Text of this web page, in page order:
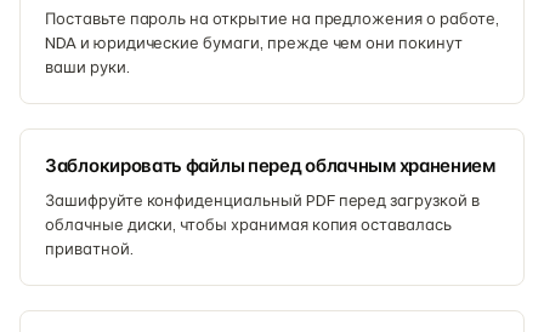
Поставьте пароль на открытие на предложения о работе,
NDA и юридические бумаги, прежде чем они покинут
ваши руки.
Заблокировать файлы перед облачным хранением
Зашифруйте конфиденциальный PDF перед загрузкой в
облачные диски, чтобы хранимая копия оставалась
приватной.